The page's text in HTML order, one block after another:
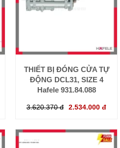
THIẾT BỊ ĐÓNG CỬA TỰ
ĐỘNG DCL31, SIZE 4
Hafele 931.84.088
3.620.370 đ 2.534.000 đ